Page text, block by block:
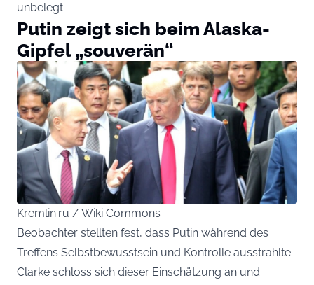
unbelegt.
Putin zeigt sich beim Alaska-
Gipfel „souverän“
Kremlin.ru / Wiki Commons
Beobachter stellten fest, dass Putin während des
Treffens Selbstbewusstsein und Kontrolle ausstrahlte.
Clarke schloss sich dieser Einschätzung an und